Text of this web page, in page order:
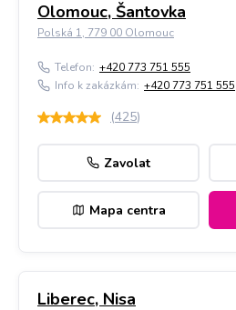
Olomouc, Šantovka
Polská 1, 779 00 Olomouc
Telefon: +420 773 751 555
Info k zakázkám: +420 773 751 555
(425)
Zavolat
Mapa centra
Liberec, Nisa